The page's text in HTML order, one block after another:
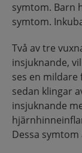
symtom. Barn
symtom.
Två av tre
insjuknande,
ses en
sedan klingar
insjuknande
Dessa symtom